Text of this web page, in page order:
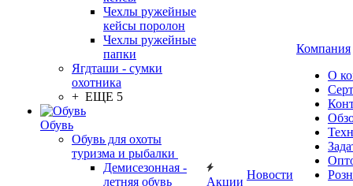
Чехлы ружейные
кейсы поролон
Чехлы ружейные
папки
Ягдташи - сумки
охотника
+ ЕЩЕ 5
Обувь
Обувь для охоты
туризма и рыбалки
Демисезонная -
летняя обувь
Акции
Новости
Компания
О